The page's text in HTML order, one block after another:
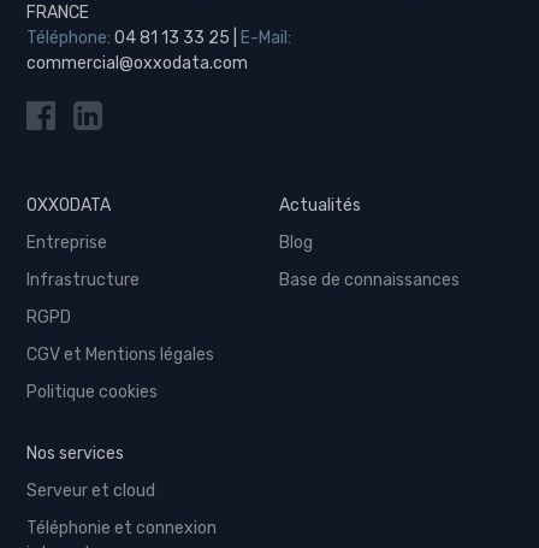
FRANCE
Téléphone:04 81 13 33 25
E-Mail:
commercial@oxxodata.com
OXXODATA
Entreprise
Infrastructure
RGPD
CGV et Mentions légales
Politique cookies
Actualités
Blog
Base de connaissances
Nos services
Serveur et cloud
Téléphonie et connexion